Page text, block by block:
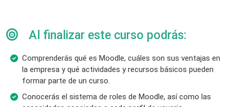
Al finalizar este curso podrás:
Comprenderás qué es Moodle, cuáles son sus ventajas en
la empresa y qué actividades y recursos básicos pueden
formar parte de un curso.
Conocerás el sistema de roles de Moodle, así como las